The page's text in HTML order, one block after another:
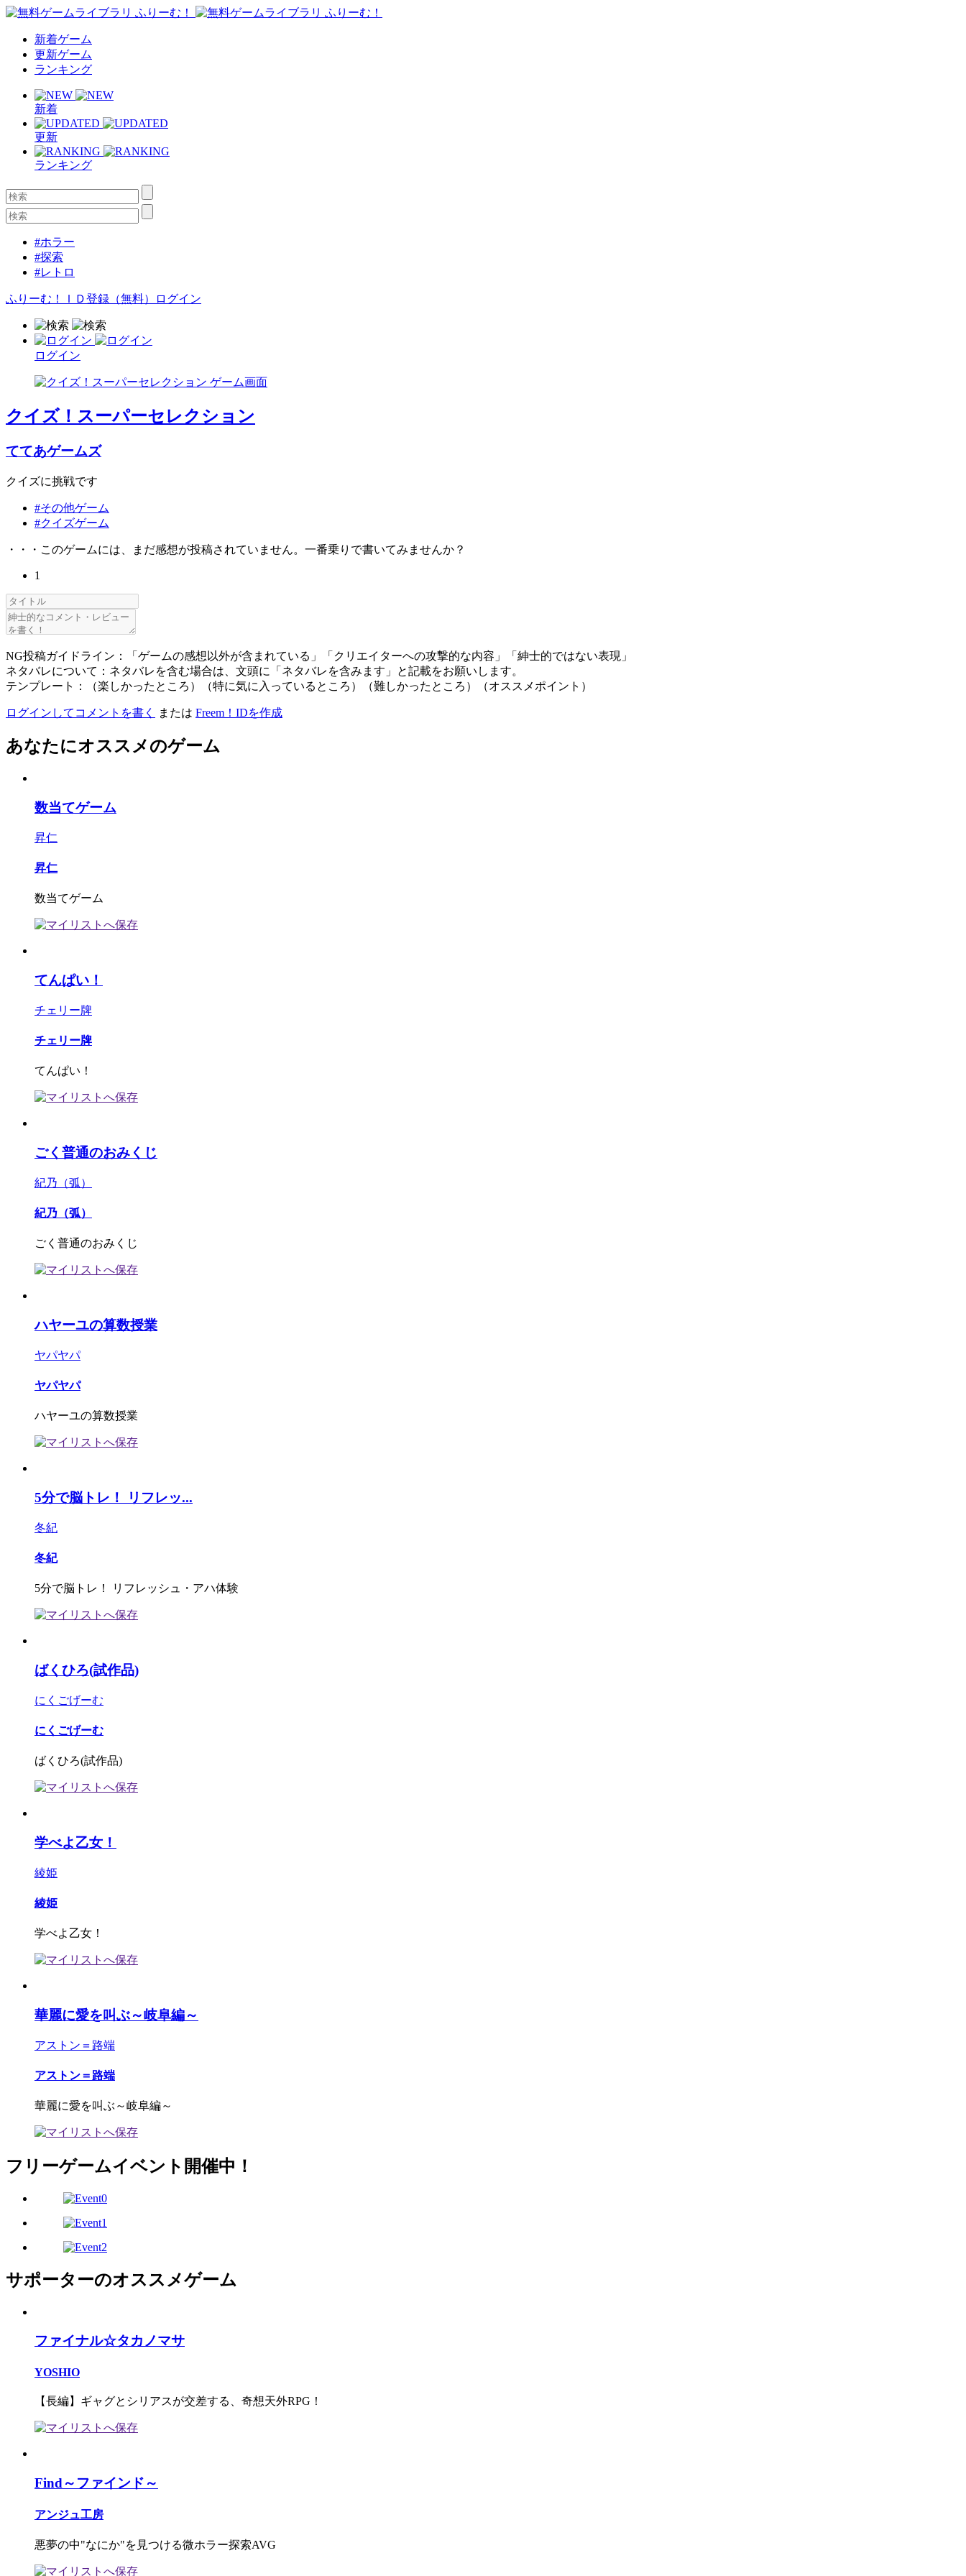
新着ゲーム
更新ゲーム
ランキング
新着
更新
ランキング
#ホラー
#探索
#レトロ
ふりーむ！ＩＤ登録（無料） ログイン
ログイン
クイズ！スーパーセレクション
ててあゲームズ
クイズに挑戦です
#その他ゲーム
#クイズゲーム
・・・このゲームには、まだ感想が投稿されていません。一番乗りで書いてみませんか？
1
NG投稿ガイドライン：「ゲームの感想以外が含まれている」「クリエイターへの攻撃的な内容」「紳士的ではない表現」
ネタバレについて：ネタバレを含む場合は、文頭に「ネタバレを含みます」と記載をお願いします。
テンプレート：（楽しかったところ）（特に気に入っているところ）（難しかったところ）（オススメポイント）
ログインしてコメントを書く または Freem！IDを作成
あなたにオススメのゲーム
数当てゲーム
昇仁
昇仁
数当てゲーム
てんぱい！
チェリー牌
チェリー牌
てんぱい！
ごく普通のおみくじ
紀乃（弧）
紀乃（弧）
ごく普通のおみくじ
ハヤーユの算数授業
ヤパヤパ
ヤパヤパ
ハヤーユの算数授業
5分で脳トレ！ リフレッ...
冬紀
冬紀
5分で脳トレ！ リフレッシュ・アハ体験
ばくひろ(試作品)
にくごげーむ
にくごげーむ
ばくひろ(試作品)
学べよ乙女！
綾姫
綾姫
学べよ乙女！
華麗に愛を叫ぶ～岐阜編～
アストン＝路端
アストン＝路端
華麗に愛を叫ぶ～岐阜編～
フリーゲームイベント開催中！
サポーターのオススメゲーム
ファイナル☆タカノマサ
YOSHIO
【長編】ギャグとシリアスが交差する、奇想天外RPG！
Find～ファインド～
アンジュ工房
悪夢の中"なにか"を見つける微ホラー探索AVG